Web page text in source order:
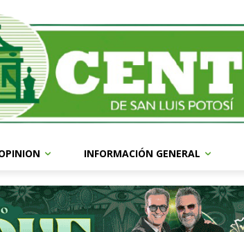
INFORMACIÓN GENERAL